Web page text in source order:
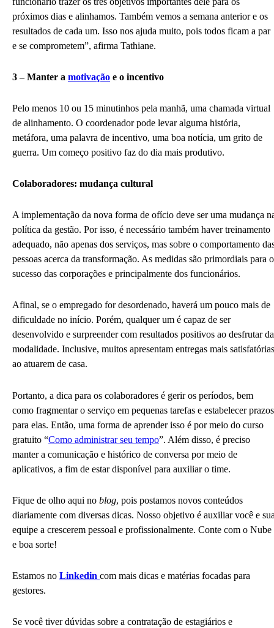
próximos dias e alinhamos. Também vemos a semana anterior e os
resultados de cada um. Isso nos ajuda muito, pois todos ficam a par
e se comprometem”, afirma Tathiane.
3 – Manter a motivação e o incentivo
Pelo menos 10 ou 15 minutinhos pela manhã, uma chamada virtual
de alinhamento. O coordenador pode levar alguma história,
metáfora, uma palavra de incentivo, uma boa notícia, um grito de
guerra. Um começo positivo faz do dia mais produtivo.
Colaboradores: mudança cultural
A implementação da nova forma de ofício deve ser uma mudança
política da gestão. Por isso, é necessário também haver treinamento
adequado, não apenas dos serviços, mas sobre o comportamento
pessoas acerca da transformação. As medidas são primordiais para o
sucesso das corporações e principalmente dos funcionários.
Afinal, se o empregado for desordenado, haverá um pouco mais de
dificuldade no início. Porém, qualquer um é capaz de ser
desenvolvido e surpreender com resultados positivos ao desfrutar da
modalidade. Inclusive, muitos apresentam entregas mais satisfatórias
ao atuarem de casa.
Portanto, a dica para os colaboradores é gerir os períodos, bem
como fragmentar o serviço em pequenas tarefas e estabelecer prazos
para elas. Então, uma forma de aprender isso é por meio do curso
gratuito “Como administrar seu tempo”. Além disso, é preciso
manter a comunicação e histórico de conversa por meio de
aplicativos, a fim de estar disponível para auxiliar o time.
Fique de olho aqui no blog, pois postamos novos conteúdos
diariamente com diversas dicas. Nosso objetivo é auxiliar você e
equipe a crescerem pessoal e profissionalmente. Conte com o Nube
e boa sorte!
Estamos no Linkedin com mais dicas e matérias focadas para
gestores.
Se você tiver dúvidas sobre a contratação de estagiários e